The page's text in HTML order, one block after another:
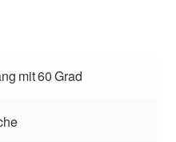
mit 60 Grad